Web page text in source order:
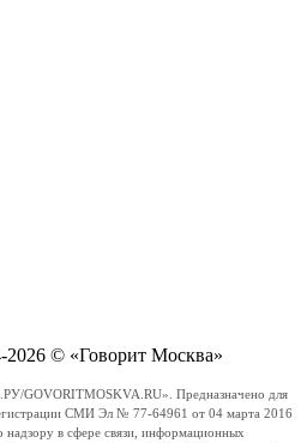
© «Говорит Москва»
GOVORITMOSKVA.RU». Предназначено для
СМИ Эл № 77-64961 от 04 марта 2016
в сфере связи, информационных